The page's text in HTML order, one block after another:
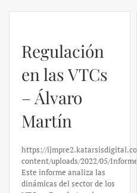
Regulación
en las VTCs
– Álvaro
Martín
https://
content/uploads/2022/05/
Este informe analiza las
dinámicas del sector de los